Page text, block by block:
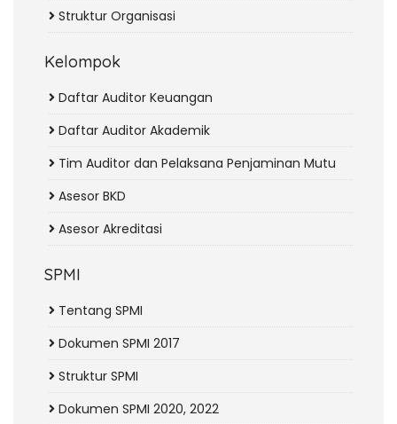
Struktur Organisasi
Kelompok
Daftar Auditor Keuangan
Daftar Auditor Akademik
Tim Auditor dan Pelaksana Penjaminan Mutu
Asesor BKD
Asesor Akreditasi
SPMI
Tentang SPMI
Dokumen SPMI 2017
Struktur SPMI
Dokumen SPMI 2020, 2022